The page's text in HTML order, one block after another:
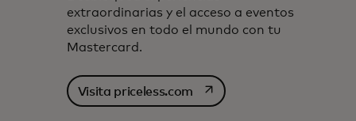
extraordinarias y el acceso a eventos
exclusivos en todo el mundo con tu
Mastercard.
Visita priceless.com se abre en una pestaña